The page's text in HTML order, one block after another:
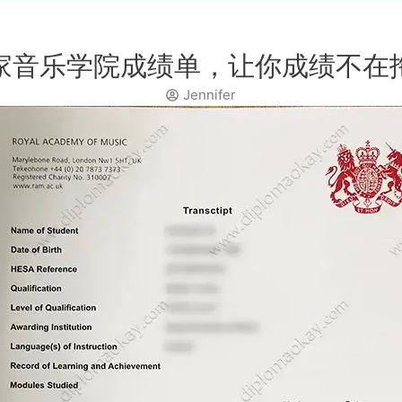
音乐学院成绩单，让你成绩不在
Jennifer